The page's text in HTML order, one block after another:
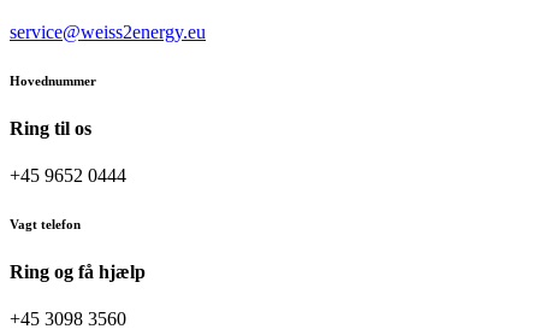
service@weiss2energy.eu
Hovednummer
Ring til os
+45 9652 0444
Vagt telefon
Ring og få hjælp
+45 3098 3560